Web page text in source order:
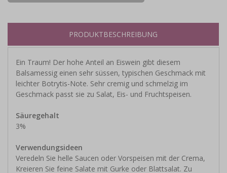
PRODUKTBESCHREIBUNG
Ein Traum! Der hohe Anteil an Eiswein gibt diesem
Balsamessig einen sehr süssen, typischen Geschmack mit
leichter Botrytis-Note. Sehr cremig und schmelzig im
Geschmack passt sie zu Salat, Eis- und Fruchtspeisen.
Säuregehalt
3%
Verwendungsideen
Veredeln Sie helle Saucen oder Vorspeisen mit der Crema,
Kreieren Sie feine Salate mit Gurke oder Blattsalat. Zu